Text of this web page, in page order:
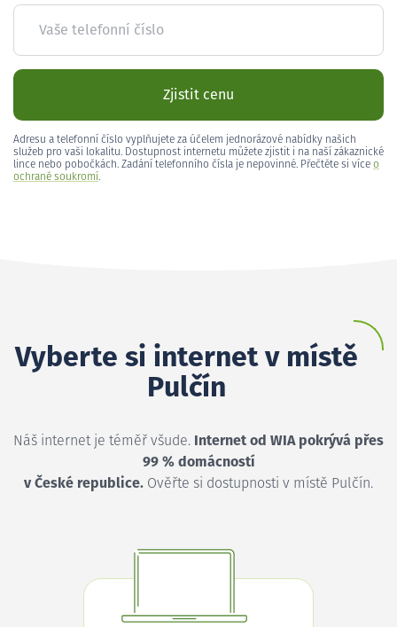
Vaše telefonní číslo
Zjistit cenu
Adresu a telefonní číslo vyplňujete za účelem jednorázové nabídky našich
služeb pro vaši lokalitu. Dostupnost internetu můžete zjistit i na naší zákaznické
lince nebo pobočkách. Zadání telefonního čísla je nepovinné. Přečtěte si více o
ochraně soukromí.
Vyberte si internet v místě
Pulčín
Náš internet je téměř všude. Internet od WIA pokrývá přes
99 % domácností
v České republice. Ověřte si dostupnosti v místě Pulčín.